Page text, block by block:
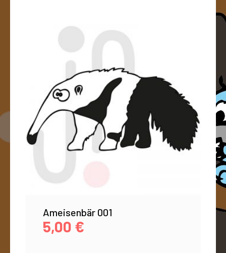
Ameisenbär 001
5,00 €